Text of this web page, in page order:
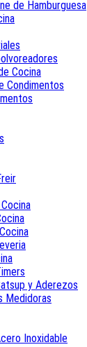
de Hamburguesa
Cocina
Condimentos
y Aderezos
Medidoras
Inoxidable